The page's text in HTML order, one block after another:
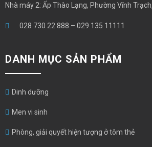
Nhà máy 2: Ấp Thào Lạng, Phường Vĩnh
028 730 22 888 – 029 135 11111
DANH MỤC SẢN PHẨM
Dinh dưỡng
Men vi sinh
Phòng, giải quyết hiện tượng ở tôm thẻ